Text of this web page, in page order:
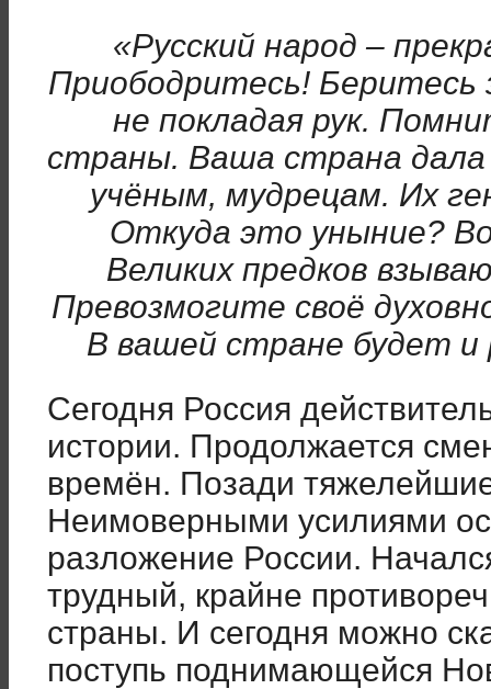
«Русский народ –
Приободритесь! Беритесь
не покладая рук.
страны. Ваша страна
учёным, мудрецам. Их
Откуда это уныние?
Великих предков
Превозмогите своё
В вашей стране будет и
Сегодня Россия
истории. Продолжается
времён. Позади
Неимоверными усилиями
разложение России.
трудный, крайне
страны. И сегодня можно
поступь поднимающейся